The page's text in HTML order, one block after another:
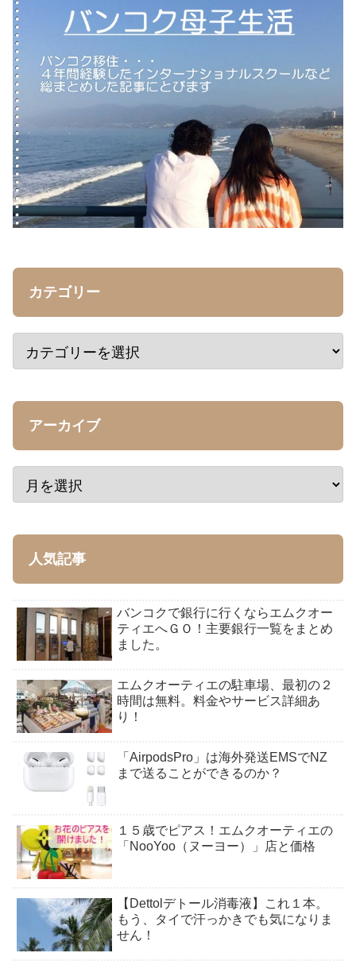
カテゴリー
アーカイブ
人気記事
バンコクで銀行に行くならエムクオー
ティエへＧＯ！主要銀行一覧をまとめ
ました。
エムクオーティエの駐車場、最初の２
時間は無料。料金やサービス詳細あ
り！
「AirpodsPro」は海外発送EMSでNZ
まで送ることができるのか？
１５歳でピアス！エムクオーティエの
「NooYoo（ヌーヨー）」店と価格
【Dettolデトール消毒液】これ１本。
もう、タイで汗っかきでも気になりま
せん！